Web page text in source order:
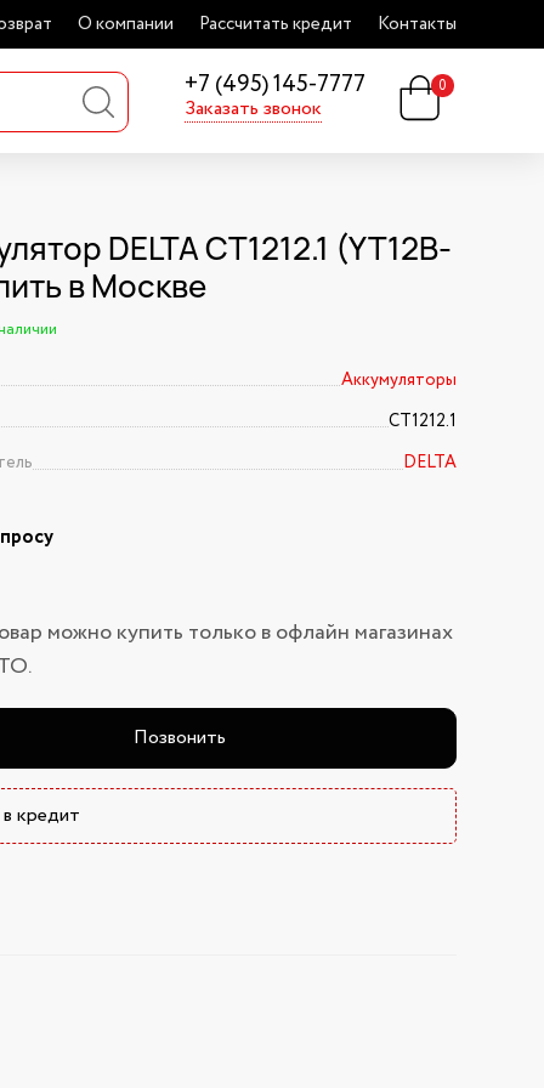
О компании Рассчитать кредит Контакты
+7 (495) 145-7777
Заказать звонок
0
DELTA CT1212.1 (YT12B-
в Москве
Аккумуляторы
CT1212.1
DELTA
можно купить только в офлайн магазинах
Позвонить
кредит